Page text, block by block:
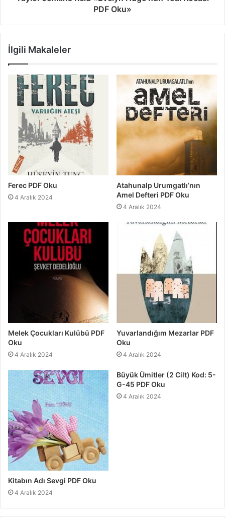
PDF Oku»
İlgili Makaleler
Ferec PDF Oku
4 Aralık 2024
Atahunalp Urumgatlı’nın
Amel Defteri PDF Oku
4 Aralık 2024
Melek Çocukları Kulübü PDF
Oku
4 Aralık 2024
Yuvarlandığım Mezarlar PDF
Oku
4 Aralık 2024
Kitabın Adı Sevgi PDF Oku
4 Aralık 2024
Büyük Ümitler (2 Cilt) Kod: 5-
G-45 PDF Oku
4 Aralık 2024